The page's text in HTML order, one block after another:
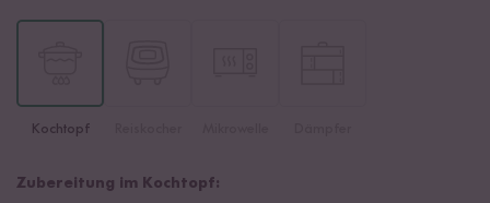
Kochtopf
Zubereitung im Kochtopf: